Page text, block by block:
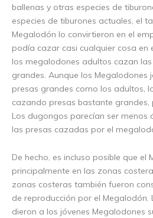
ballenas y otras especies de
especies de tiburones actuales, el
Megalodón lo convirtieron en el
podía cazar casi cualquier cosa en
los megalodones adultos cazan
grandes. Aunque los Megalodones
presas grandes como los adultos,
cazando presas bastante grandes,
Los dugongos parecían ser menos
las presas cazadas por el
De hecho, es incluso posible que el
principalmente en las zonas
zonas costeras también fueron
de reproducción por el Megalodón.
dieron a los jóvenes Megalodones